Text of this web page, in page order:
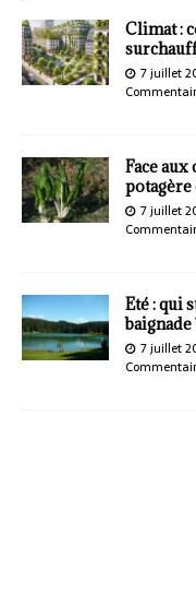
Climat :
7 juillet
Face
potagère
7 juillet
Eté : qui
baignade
7 juillet